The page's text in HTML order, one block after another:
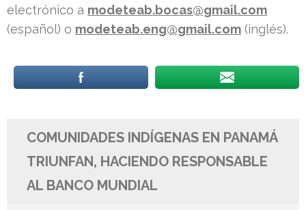
electrónico a modeteab.bocas@gmail.com
(español) o modeteab.eng@gmail.com (inglés).
COMUNIDADES INDÍGENAS EN PANAMÁ
TRIUNFAN, HACIENDO RESPONSABLE
AL BANCO MUNDIAL